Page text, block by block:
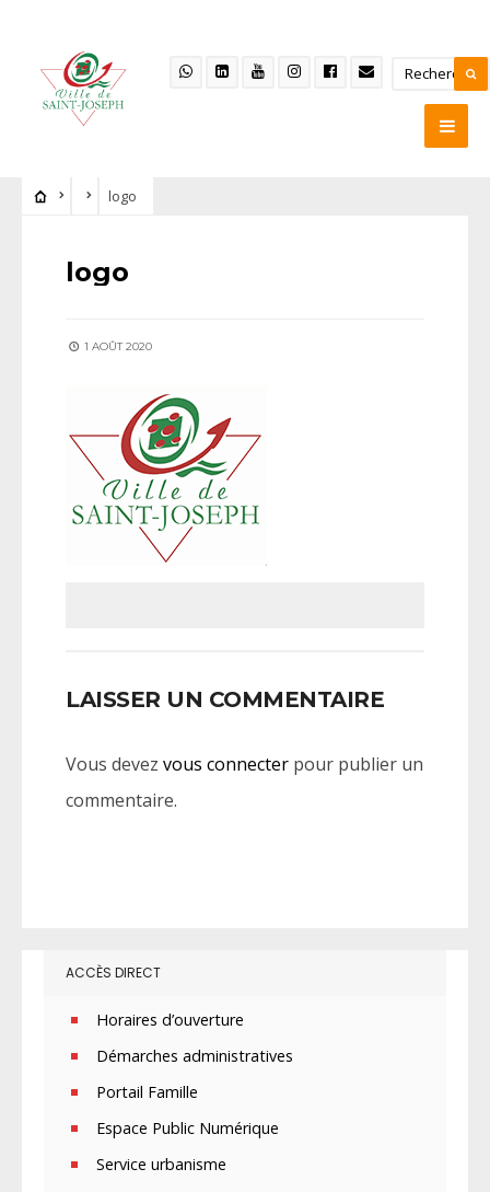
logo
logo
1 AOÛT 2020
LAISSER UN COMMENTAIRE
Vous devez vous connecter pour publier un
commentaire.
ACCÈS DIRECT
Horaires d’ouverture
Démarches administratives
Portail Famille
Espace Public Numérique
Service urbanisme